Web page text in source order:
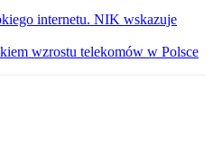
internetu. NIK wskazuje
wzrostu telekomów w Polsce